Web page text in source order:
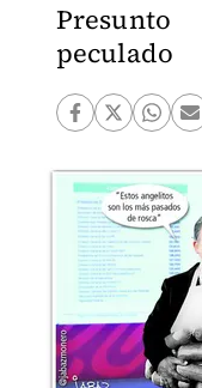
Presunto
peculado